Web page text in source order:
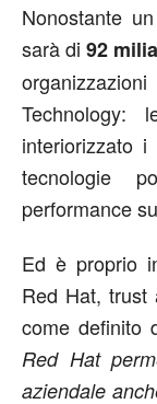
Nonostante
sarà di92
Technology:
interiorizzato
tecnologie
performance
Ed è proprio
Red Hat, trust
come definito
Red Hat
aziendale